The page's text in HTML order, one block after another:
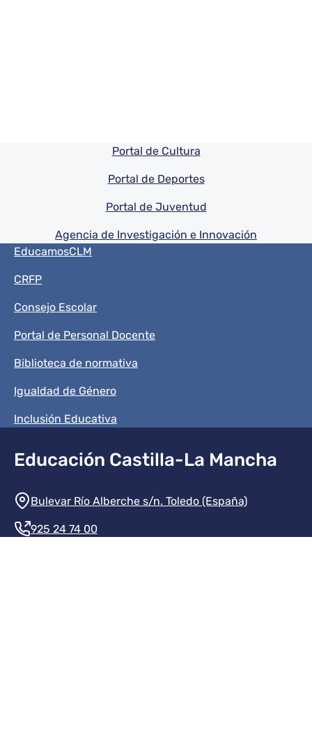
Pie de pagina información
Portal de Cultura
Portal de Deportes
Portal de Juventud
Agencia de Investigación e Innovación
Menú del pie
EducamosCLM
CRFP
Consejo Escolar
Portal de Personal Docente
Biblioteca de normativa
Igualdad de Género
Inclusión Educativa
Educación Castilla-La Mancha
Información de la institución
Bulevar Río Alberche s/n. Toledo (España)
925 24 74 00